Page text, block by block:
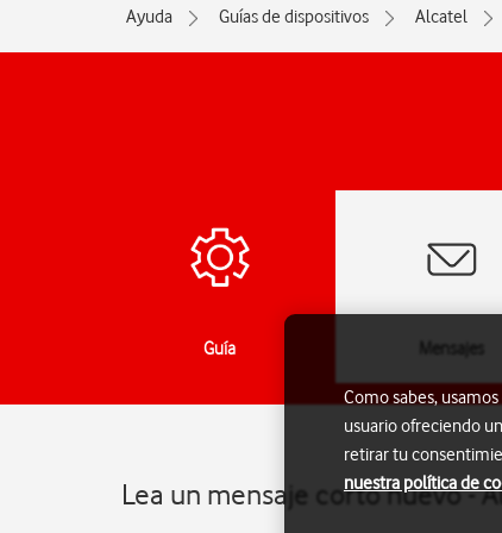
Ayuda Guías de dispositivos Alcatel
Guía Mensajes
Lea un mensaje corto nuevo -
Como sabes,
usuario ofreciendo
retirar tu
nuestra política de